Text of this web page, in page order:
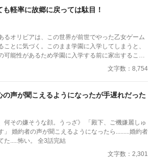
も軽率に故郷に戻っては駄目！
るオリビアは、この世界が前世でやった乙女ゲーム
ことに気づく。このまま学園に入学してしまうと、
可能性があるため学園に入学する前に家出すること
者もさらっとスルーして、早や５年。結局誰ルート
んだのかしらと軽率にも故郷に舞い戻ってしま
文字数：8,754
の声が聞こえるようになったが手遅れだった
何その嫌そうな顔。うっざ》 「殿下、ご機嫌麗しゅ
婚約者
に罵倒されてた.....怖い。 全3話完結
文字数：2,301